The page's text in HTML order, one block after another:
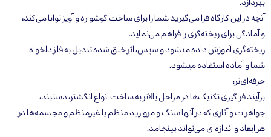
آنچه در این کارگاه فرا می‌گیرید شما را برای ساخت گوشواره و آویز توانا می‌کند،
و آمادگی برای ریخته‌گری را فراهم می‌نماید.
ریخته‌گری آموزش داده میشود و سپس، اثر خلق شده تبدیل به فلز دلخواه
شما و آماده استفاده میشود.
حرفه‌ای‌تر:
برآیند فراگیری تکنیک‌ها در مراحل بالاتر به ساخت انواع انگشتر، دستبند،
جواهرات و آثاری که در آنها سنگ و مروارید منظم یا غیرمنظم و مجسمه‌ها در
هر ابعاد و اندازه‌ای می‌تواند بینجامد.